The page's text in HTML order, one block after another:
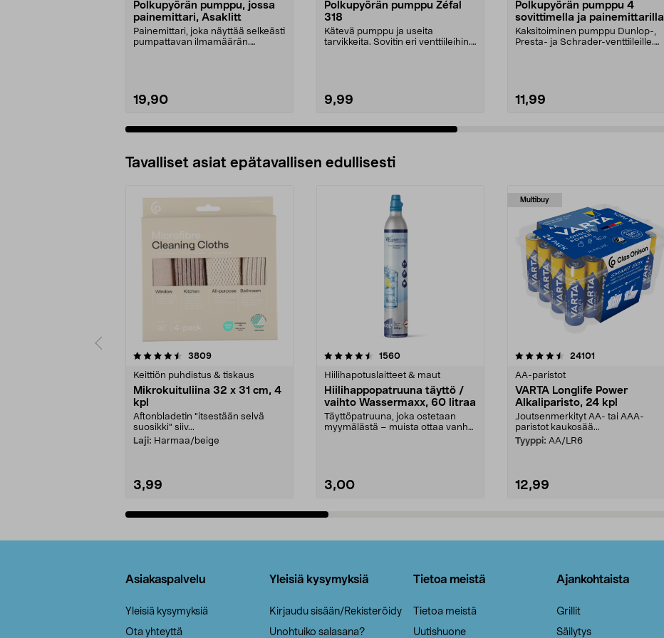
Polkupyörän pumppu, jossa
painemittari, Asaklitt
Painemittari, joka näyttää selkeästi
pumpattavan ilmamäärän.
19,90
Polkupyörän pumppu Zéfal
318
Kätevä pumppu ja useita
tarvikkeita. Sovitin eri venttiileihin.
9,99
Polkupyörän pumppu 4
sovittimella ja painemittarilla
Kaksitoiminen pumppu Dunlop-,
Presta- ja Schrader-venttiileille.
11,99
Tavalliset asiat epätavallisen edullisesti
3809arvostelut
Keittiön puhdistus & tiskaus
Mikrokuituliina 32 x 31 cm, 4
kpl
Aftonbladetin "itsestään selvä
suosikki" siiv...
Laji: Harmaa/beige
3,99
4.5viidestä
1560arvostelut
Hiilihapotuslaitteet & maut
Hiilihappopatruuna täyttö /
vaihto Wassermaxx, 60 litraa
Täyttöpatruuna, joka ostetaan
myymälästä – muista ottaa vanha
3,00
Multibuy
4.5viidestä
24101
AA-paristot
VARTA Longlife Power
Alkaliparisto, 24 kpl
Joutsenmerkityt AA- tai AAA-
paristot kaukosää...
Tyyppi: AA/LR6
12,99
4.5viidestä
Asiakaspalvelu
Yleisiä kysymyksiä
Ota yhteyttä
Yleisiä kysymyksiä
Kirjaudu sisään/Rekisteröidy
Unohtuiko salasana?
Tietoa meistä
Tietoa meistä
Uutishuone
Ajankohtaista
Grillit
Säilytys